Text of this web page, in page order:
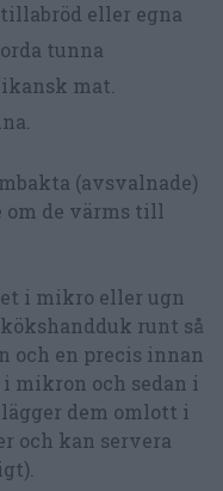
eller egna
tunna
mat.
(avsvalnade)
de värms till
i mikro eller ugn
runt så
och en precis innan
mikron och sedan i
dem omlott i
och kan servera